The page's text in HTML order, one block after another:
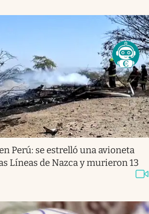
Perú: se estrelló una avioneta
Líneas de Nazca y murieron 13